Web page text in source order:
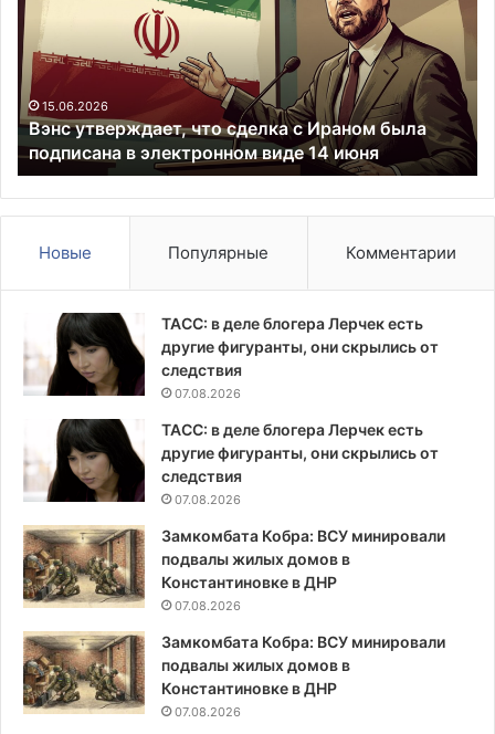
сделка
с
Ираном
была
подписана
в
электронном
виде
14
июня
15.06.2026
Вэнс утверждает, что сделка с Ираном была
подписана в электронном виде 14 июня
8
Новые Популярные Комментарии
ТАСС: в деле блогера Лерчек есть
другие фигуранты, они скрылись от
следствия
07.08.2026
ТАСС: в деле блогера Лерчек есть
другие фигуранты, они скрылись от
следствия
07.08.2026
Замкомбата Кобра: ВСУ минировали
подвалы жилых домов в
Константиновке в ДНР
07.08.2026
Замкомбата Кобра: ВСУ минировали
подвалы жилых домов в
Константиновке в ДНР
07.08.2026